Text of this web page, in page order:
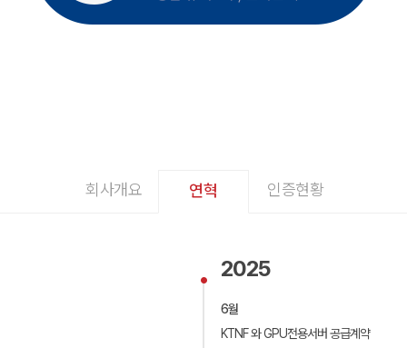
회사개요 연혁 인증현황
2025
6월
KTNF 와 GPU전용서버 공급계약